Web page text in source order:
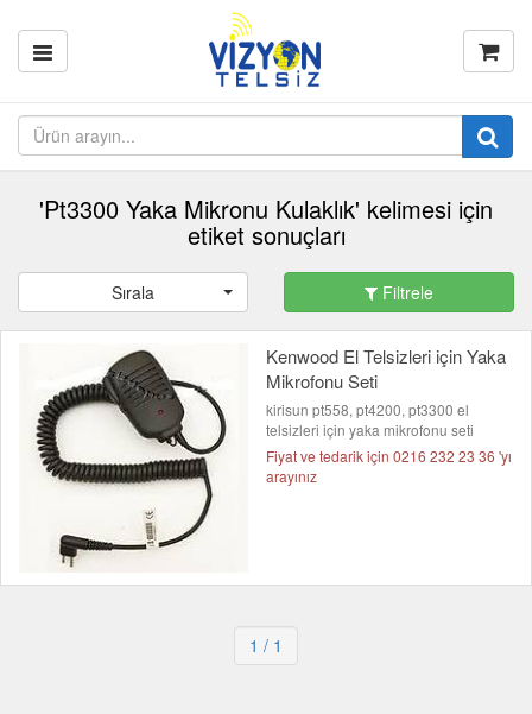
'Pt3300 Yaka Mikronu Kulaklık' kelimesi için
etiket sonuçları
Sırala Filtrele
Kenwood El Telsizleri için Yaka
Mikrofonu Seti
kirisun pt558, pt4200, pt3300 el
telsizleri için yaka mikrofonu seti
Fiyat ve tedarik için 0216 232 23 36 'yı
arayınız
1 / 1